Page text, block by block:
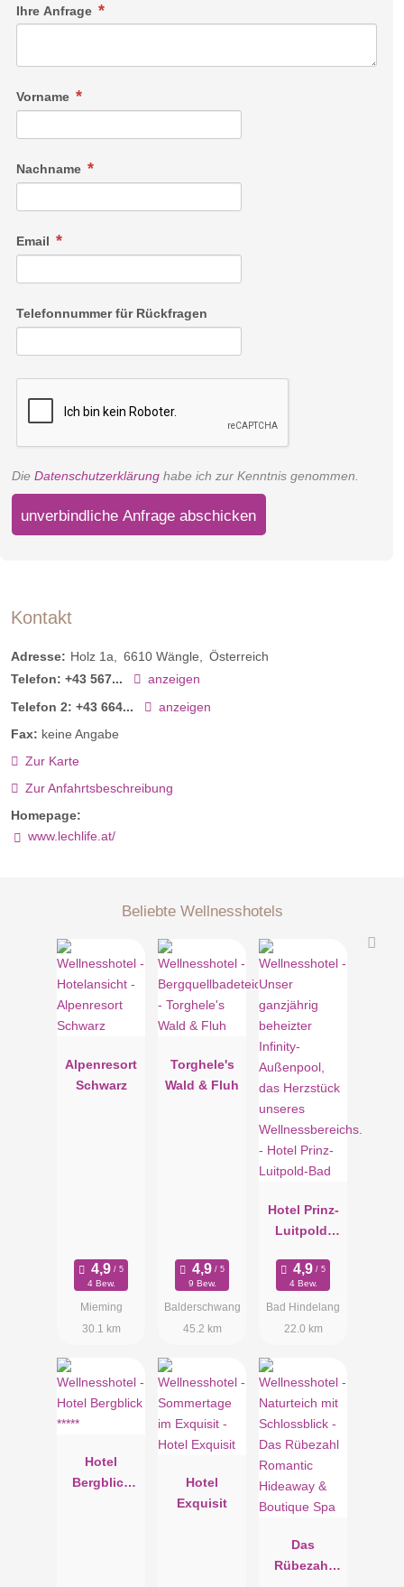
Ihre Anfrage
Vorname
Nachname
Email
Telefonnummer für Rückfragen
Die Datenschutzerklärung habe ich zur Kenntnis genommen.
unverbindliche Anfrage abschicken
Kontakt
Adresse: Holz 1a 6610 Wängle
Österreich
Telefon: +43 567...
anzeigen
Telefon 2: +43 664...
anzeigen
Fax: keine Angabe
Zur Karte
Zur Anfahrtsbeschreibung
Homepage:
www.lechlife.at/
Beliebte Wellnesshotels
Alpenresort
Schwarz
4 Bew.
Mieming
30.1 km
Torghele's
Wald & Fluh
9 Bew.
Balderschwang
45.2 km
Hotel Prinz-
Luitpold-
4 Bew.
Bad Hindelang
22.0 km
Hotel
Bergblick
Hotel
Exquisit
Das
Rübezahl